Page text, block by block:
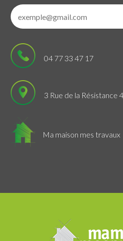
04 77 33 47 17
3 Rue de la Résistance
Ma maison mes travaux